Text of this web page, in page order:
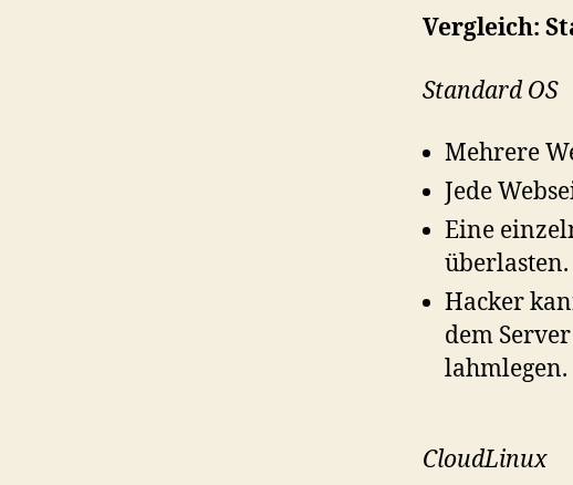
Vergleich:
Standard OS
Mehrere
Jede
Eine
überlasten.
Hacker
dem
lahmlegen.
CloudLinux